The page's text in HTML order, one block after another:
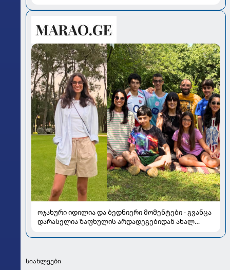
ოჯახური იდილია და ბედნიერი მომენტები - გვანცა
დარასელია ზაფხულის არდადეგებიდან ახალ
სიახლეები